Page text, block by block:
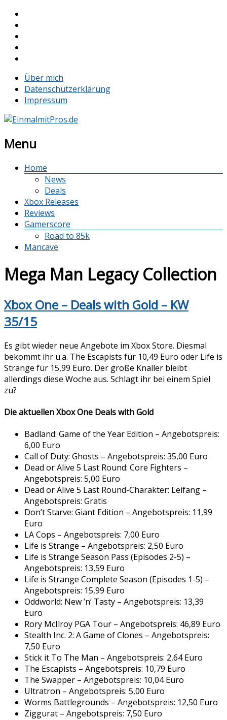
Über mich
Datenschutzerklärung
Impressum
Menu
Home
News
Deals
Xbox Releases
Reviews
Gamerscore
Road to 85k
Mancave
Mega Man Legacy Collection
Xbox One – Deals with Gold – KW
35/15
Es gibt wieder neue Angebote im Xbox Store. Diesmal
bekommt ihr u.a. The Escapists für 10,49 Euro oder Life is
Strange für 15,99 Euro. Der große Knaller bleibt
allerdings diese Woche aus. Schlagt ihr bei einem Spiel
zu?
Die aktuellen Xbox One Deals with Gold
Badland: Game of the Year Edition – Angebotspreis:
6,00 Euro
Call of Duty: Ghosts – Angebotspreis: 35,00 Euro
Dead or Alive 5 Last Round: Core Fighters –
Angebotspreis: 5,00 Euro
Dead or Alive 5 Last Round-Charakter: Leifang –
Angebotspreis: Gratis
Don’t Starve: Giant Edition – Angebotspreis: 11,99
Euro
LA Cops – Angebotspreis: 7,00 Euro
Life is Strange – Angebotspreis: 2,50 Euro
Life is Strange Season Pass (Episodes 2-5) –
Angebotspreis: 13,59 Euro
Life is Strange Complete Season (Episodes 1-5) –
Angebotspreis: 15,99 Euro
Oddworld: New ’n‘ Tasty – Angebotspreis: 13,39
Euro
Rory McIlroy PGA Tour – Angebotspreis: 46,89 Euro
Stealth Inc. 2: A Game of Clones – Angebotspreis:
7,50 Euro
Stick it To The Man – Angebotspreis: 2,64 Euro
The Escapists – Angebotspreis: 10,79 Euro
The Swapper – Angebotspreis: 10,04 Euro
Ultratron – Angebotspreis: 5,00 Euro
Worms Battlegrounds – Angebotspreis: 12,50 Euro
Ziggurat – Angebotspreis: 7,50 Euro